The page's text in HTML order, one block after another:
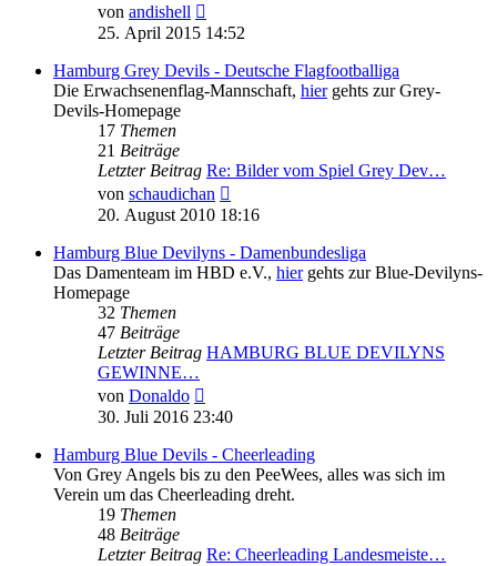
von andishell
Beitrag
25. April 2015 14:52
Hamburg Grey Devils - Deutsche Flagfootballiga
Die Erwachsenenflag-Mannschaft, hiergehts zur Grey-
Devils-Homepage
17 Themen
21 Beiträge
Letzter Beitrag Re: Bilder vom Spiel Grey Dev…
von schaudichan
Beitrag
20. August 2010 18:16
Hamburg Blue Devilyns - Damenbundesliga
Das Damenteam im HBD e.V., hiergehts zur Blue-Devilyns-
Homepage
32 Themen
47 Beiträge
Letzter Beitrag HAMBURG BLUE DEVILYNS
GEWINNE…
von Donaldo
Beitrag
30. Juli 2016 23:40
Hamburg Blue Devils - Cheerleading
Von Grey Angels bis zu den PeeWees, alles was sich im
Verein um das Cheerleading dreht.
19 Themen
48 Beiträge
Letzter Beitrag Re: Cheerleading Landesmeiste…